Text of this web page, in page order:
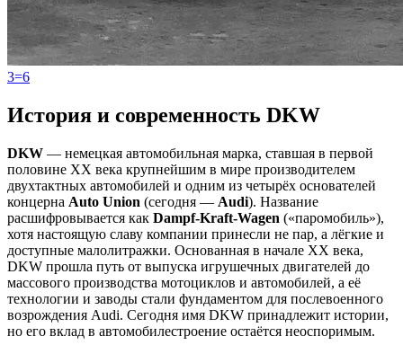
3=6
История и современность DKW
DKW — немецкая автомобильная марка, ставшая в первой
половине XX века крупнейшим в мире производителем
двухтактных автомобилей и одним из четырёх основателей
концерна Auto Union (сегодня — Audi). Название
расшифровывается как Dampf-Kraft-Wagen («паромобиль»),
хотя настоящую славу компании принесли не пар, а лёгкие и
доступные малолитражки. Основанная в начале XX века,
DKW прошла путь от выпуска игрушечных двигателей до
массового производства мотоциклов и автомобилей, а её
технологии и заводы стали фундаментом для послевоенного
возрождения Audi. Сегодня имя DKW принадлежит истории,
но его вклад в автомобилестроение остаётся неоспоримым.